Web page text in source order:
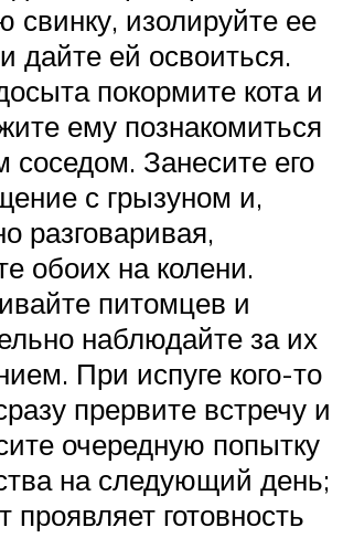
свинку, изолируйте ее
дайте ей освоиться.
покормите кота и
ему познакомиться
соседом. Занесите его
с грызуном и,
разговаривая,
обоих на колени.
питомцев и
наблюдайте за их
При испуге кого-то
прервите встречу и
очередную попытку
на следующий день;
проявляет готовность